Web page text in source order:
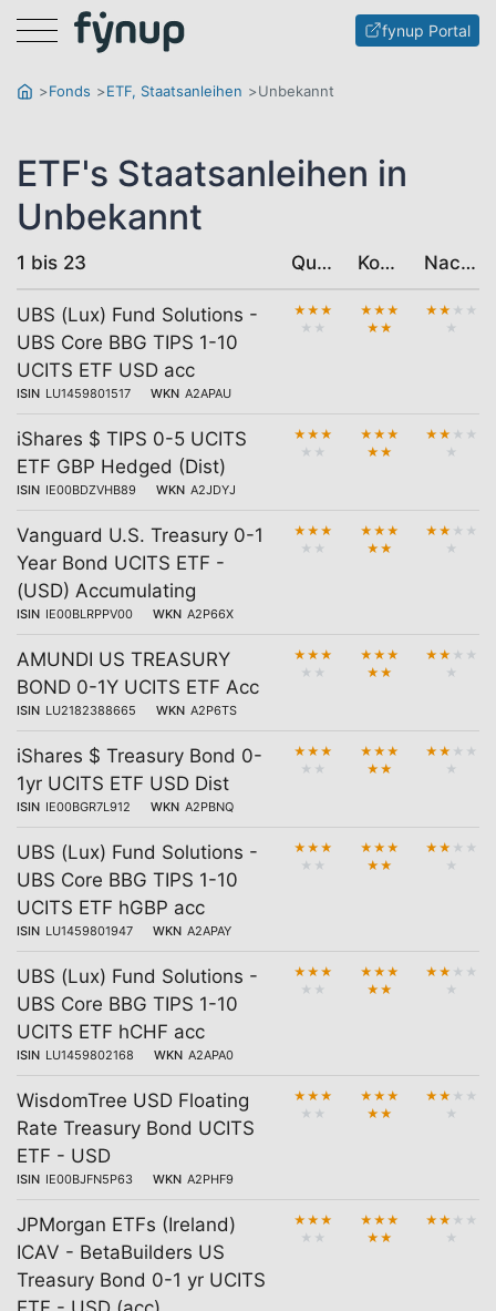
Menu fynup Portal
Fonds ETF, Staatsanleihen Unbekannt
ETF's Staatsanleihen in
Unbekannt
1 bis 23 Qualität Kosten Nachhaltigkeit
UBS (Lux) Fund Solutions -
UBS Core BBG TIPS 1-10
UCITS ETF USD acc
ISIN LU1459801517 WKN A2APAU
★ ★ ★
★ ★
★ ★ ★
★ ★
★ ★ ★ ★
★
iShares $ TIPS 0-5 UCITS
ETF GBP Hedged (Dist)
ISIN IE00BDZVHB89 WKN A2JDYJ
★ ★ ★
★ ★
★ ★ ★
★ ★
★ ★ ★ ★
★
Vanguard U.S. Treasury 0-1
Year Bond UCITS ETF -
(USD) Accumulating
ISIN IE00BLRPPV00 WKN A2P66X
★ ★ ★
★ ★
★ ★ ★
★ ★
★ ★ ★ ★
★
AMUNDI US TREASURY
BOND 0-1Y UCITS ETF Acc
ISIN LU2182388665 WKN A2P6TS
★ ★ ★
★ ★
★ ★ ★
★ ★
★ ★ ★ ★
★
iShares $ Treasury Bond 0-
1yr UCITS ETF USD Dist
ISIN IE00BGR7L912 WKN A2PBNQ
★ ★ ★
★ ★
★ ★ ★
★ ★
★ ★ ★ ★
★
UBS (Lux) Fund Solutions -
UBS Core BBG TIPS 1-10
UCITS ETF hGBP acc
ISIN LU1459801947 WKN A2APAY
★ ★ ★
★ ★
★ ★ ★
★ ★
★ ★ ★ ★
★
UBS (Lux) Fund Solutions -
UBS Core BBG TIPS 1-10
UCITS ETF hCHF acc
ISIN LU1459802168 WKN A2APA0
★ ★ ★
★ ★
★ ★ ★
★ ★
★ ★ ★ ★
★
WisdomTree USD Floating
Rate Treasury Bond UCITS
ETF - USD
ISIN IE00BJFN5P63 WKN A2PHF9
★ ★ ★
★ ★
★ ★ ★
★ ★
★ ★ ★ ★
★
JPMorgan ETFs (Ireland)
ICAV - BetaBuilders US
Treasury Bond 0-1 yr UCITS
★ ★ ★
★ ★
★ ★ ★
★ ★
★ ★ ★ ★
★